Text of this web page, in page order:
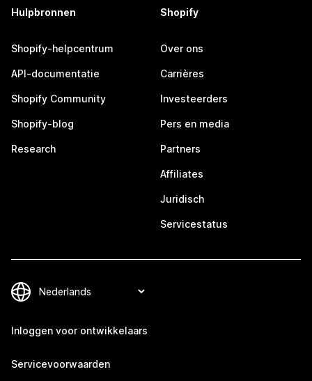
Hulpbronnen
Shopify-helpcentrum
API-documentatie
Shopify Community
Shopify-blog
Research
Shopify
Over ons
Carrières
Investeerders
Pers en media
Partners
Affiliates
Juridisch
Servicestatus
Inloggen voor ontwikkelaars
Servicevoorwaarden